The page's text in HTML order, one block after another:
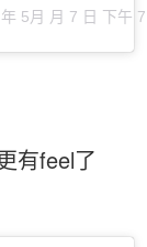
5月 月 7 日 下午
有feel了